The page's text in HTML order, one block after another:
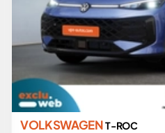
VOLKSWAGENT-ROC